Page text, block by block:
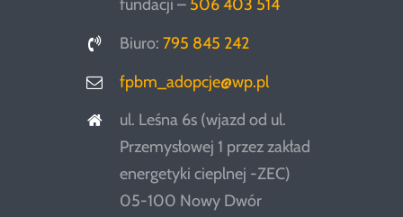
fundacji – 506 403 514
Biuro:795 845 242
fpbm_adopcje@wp.pl
ul. Leśna 6s (wjazd od ul.
Przemysłowej 1 przez zakład
energetyki cieplnej -ZEC)
05-100 Nowy Dwór